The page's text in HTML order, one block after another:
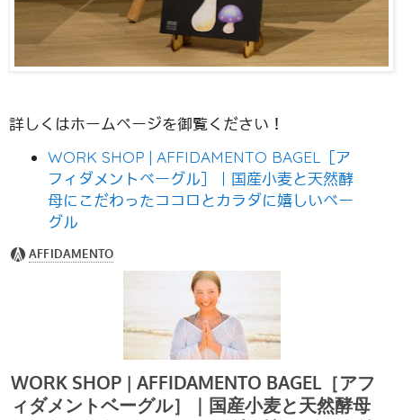
詳しくはホームページを御覧ください！
WORK SHOP | AFFIDAMENTO BAGEL［ア
フィダメントベーグル］｜国産小麦と天然酵
母にこだわったココロとカラダに嬉しいベー
グル